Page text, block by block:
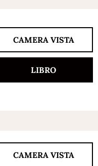
CAMERA VISTA
LIBRO
CAMERA VISTA